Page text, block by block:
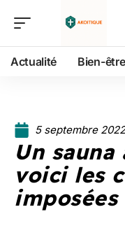
Actualité Bien-être
5 septembre 2022
Un
voici les